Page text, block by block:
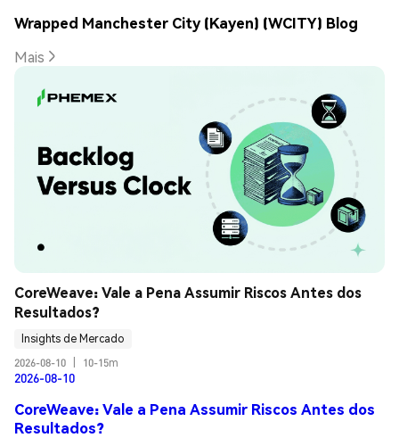
Wrapped Manchester City (Kayen) (WCITY) Blog
Mais
CoreWeave: Vale a Pena Assumir Riscos Antes dos
Resultados?
Insights de Mercado
2026-08-10
10-15m
2026-08-10
CoreWeave: Vale a Pena Assumir Riscos Antes dos
Resultados?